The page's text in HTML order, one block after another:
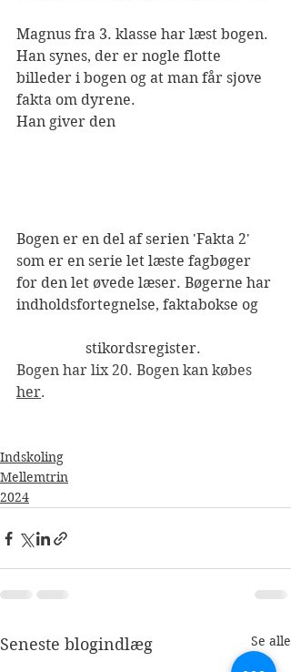
Magnus fra 3. klasse har læst bogen.
Han synes, der er nogle flotte
billeder i bogen og at man får sjove
fakta om dyrene.
Han giver den
Bogen er en del af serien 'Fakta 2'
som er en serie let læste fagbøger
for den let øvede læser. Bøgerne har
indholdsfortegnelse, faktabokse og
                   stikordsregister.
Bogen har lix 20. Bogen kan købes
her.
Indskoling
Mellemtrin
2024
Seneste blogindlæg Se alle